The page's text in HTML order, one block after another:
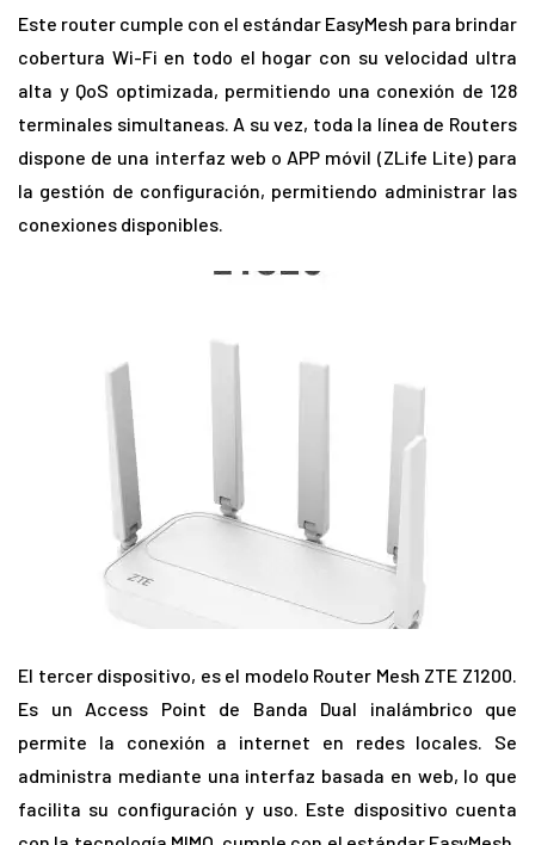
Este router cumple con el estándar EasyMesh para brindar
cobertura Wi-Fi en todo el hogar con su velocidad ultra
alta y QoS optimizada, permitiendo una conexión de 128
terminales simultaneas. A su vez, toda la línea de Routers
dispone de una interfaz web o APP móvil (ZLife Lite) para
la gestión de configuración, permitiendo administrar las
conexiones disponibles.
El tercer dispositivo, es el modelo Router Mesh ZTE Z1200.
Es un Access Point de Banda Dual inalámbrico que
permite la conexión a internet en redes locales. Se
administra mediante una interfaz basada en web, lo que
facilita su configuración y uso. Este dispositivo cuenta